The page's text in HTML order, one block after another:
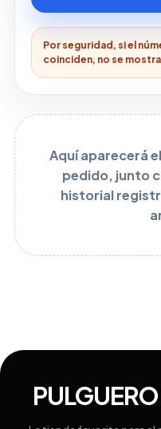
Por seguridad, si el
coinciden, no se
Aquí aparecerá
pedido, junto
historial